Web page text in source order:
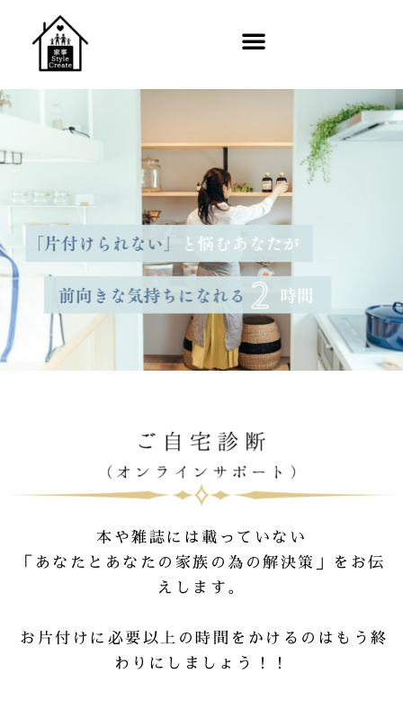
本や雑誌には載っていない
「あなたとあなたの家族の為の解決策」をお伝
えします。
お片付けに必要以上の時間をかけるのはもう終
わりにしましょう！！